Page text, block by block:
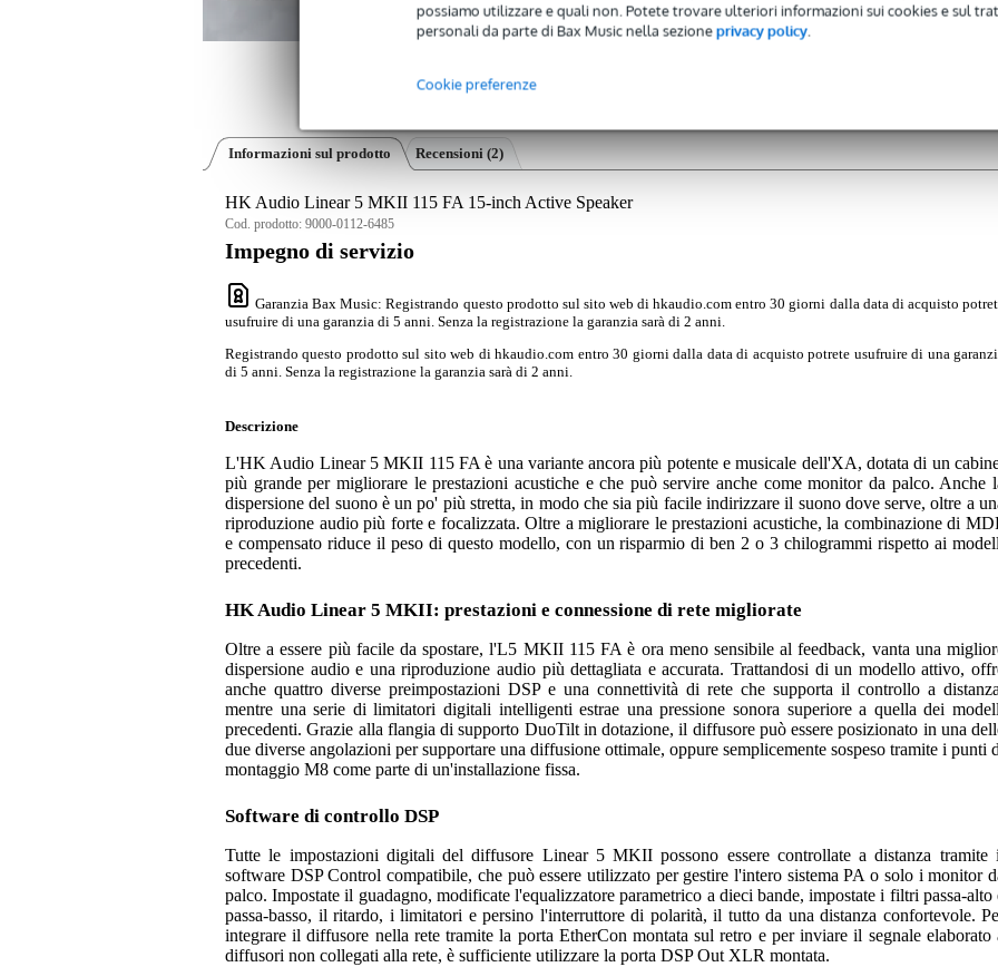
possiamo utilizzare e quali non. Potete trovare ulteriori informazioni sui cookies e sul
personali da parte di Bax Music nella sezioneprivacy policy.
Cookie preferenze
Informazioni sul prodotto Recensioni (2)
HK Audio Linear 5 MKII 115 FA 15-inch Active Speaker
Cod. prodotto: 9000-0112-6485
Impegno di servizio
Garanzia Bax Music: Registrando questo prodotto sul sito web di hkaudio.com entro 30 giorni dalla data di acquisto
usufruire di una garanzia di 5 anni. Senza la registrazione la garanzia sarà di 2 anni.
Registrando questo prodotto sul sito web di hkaudio.com entro 30 giorni dalla data di acquisto potrete usufruire di una
di 5 anni. Senza la registrazione la garanzia sarà di 2 anni.
Descrizione
L'HK Audio Linear 5 MKII 115 FA è una variante ancora più potente e musicale dell'XA, dotata di un
più grande per migliorare le prestazioni acustiche e che può servire anche come monitor da palco. Anche
dispersione del suono è un po' più stretta, in modo che sia più facile indirizzare il suono dove serve, oltre a
riproduzione audio più forte e focalizzata. Oltre a migliorare le prestazioni acustiche, la combinazione di
e compensato riduce il peso di questo modello, con un risparmio di ben 2 o 3 chilogrammi rispetto ai
precedenti.
HK Audio Linear 5 MKII: prestazioni e connessione di rete migliorate
Oltre a essere più facile da spostare, l'L5 MKII 115 FA è ora meno sensibile al feedback, vanta una
dispersione audio e una riproduzione audio più dettagliata e accurata. Trattandosi di un modello attivo,
anche quattro diverse preimpostazioni DSP e una connettività di rete che supporta il controllo a
mentre una serie di limitatori digitali intelligenti estrae una pressione sonora superiore a quella dei
precedenti. Grazie alla flangia di supporto DuoTilt in dotazione, il diffusore può essere posizionato in una
due diverse angolazioni per supportare una diffusione ottimale, oppure semplicemente sospeso tramite i punti
montaggio M8 come parte di un'installazione fissa.
Software di controllo DSP
Tutte le impostazioni digitali del diffusore Linear 5 MKII possono essere controllate a distanza tramite
software DSP Control compatibile, che può essere utilizzato per gestire l'intero sistema PA o solo i monitor
palco. Impostate il guadagno, modificate l'equalizzatore parametrico a dieci bande, impostate i filtri passa-alto
passa-basso, il ritardo, i limitatori e persino l'interruttore di polarità, il tutto da una distanza confortevole.
integrare il diffusore nella rete tramite la porta EtherCon montata sul retro e per inviare il segnale elaborato
diffusori non collegati alla rete, è sufficiente utilizzare la porta DSP Out XLR montata.